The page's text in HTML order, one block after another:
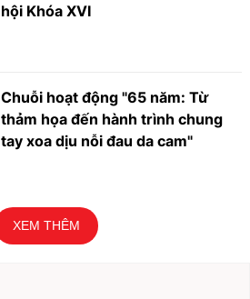
hội Khóa XVI
Chuỗi hoạt động "65 năm: Từ
thảm họa đến hành trình chung
tay xoa dịu nỗi đau da cam"
XEM THÊM